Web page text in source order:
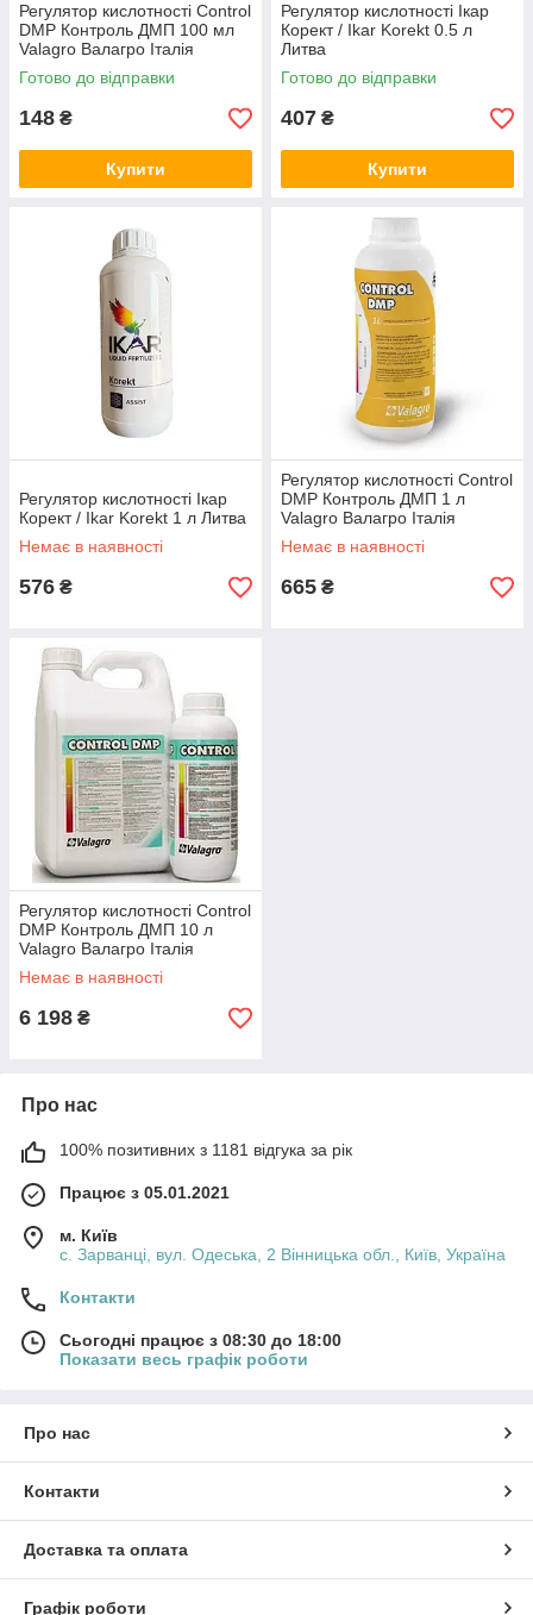
Регулятор кислотності Control
DMP Контроль ДМП 100 мл
Valagro Валагро Італія
Готово до відправки
148 ₴
Купити
Регулятор кислотності Ікар
Корект / Ikar Korekt 0.5 л
Литва
Готово до відправки
407 ₴
Купити
Регулятор кислотності Ікар
Корект / Ikar Korekt 1 л Литва
Немає в наявності
576 ₴
Регулятор кислотності Control
DMP Контроль ДМП 1 л
Valagro Валагро Італія
Немає в наявності
665 ₴
Регулятор кислотності Control
DMP Контроль ДМП 10 л
Valagro Валагро Італія
Немає в наявності
6 198 ₴
Про нас
100% позитивних з 1181 відгука за рік
Працює з 05.01.2021
м. Київ
с. Зарванці, вул. Одеська, 2 Вінницька обл., Київ, Україна
Контакти
Сьогодні працює з 08:30 до 18:00
Показати весь графік роботи
Про нас
Контакти
Доставка та оплата
Графік роботи